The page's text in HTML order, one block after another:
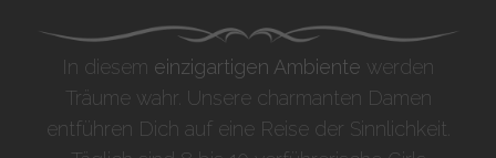
In diesem einzigartigen Ambiente werden
Träume wahr. Unsere charmanten Damen
entführen Dich auf eine Reise der Sinnlichkeit.